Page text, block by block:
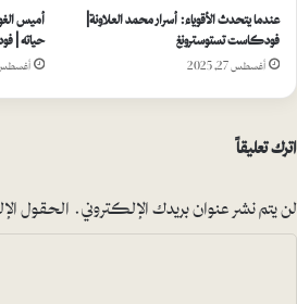
عندما يتحدث الأقوياء: أسرار محمد العلاونة |
فودكاست تستوسترونغ
أغسطس 27, 2025
أميس
حياته |
أغسطس 30,
اترك تعليقاً
لن يتم نشر عنوان بريدك الإلكتروني.الحقول
ا